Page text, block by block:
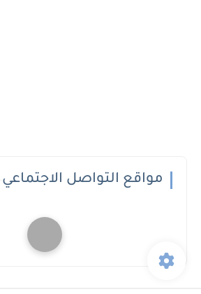
مواقع التواصل الاجتماعي